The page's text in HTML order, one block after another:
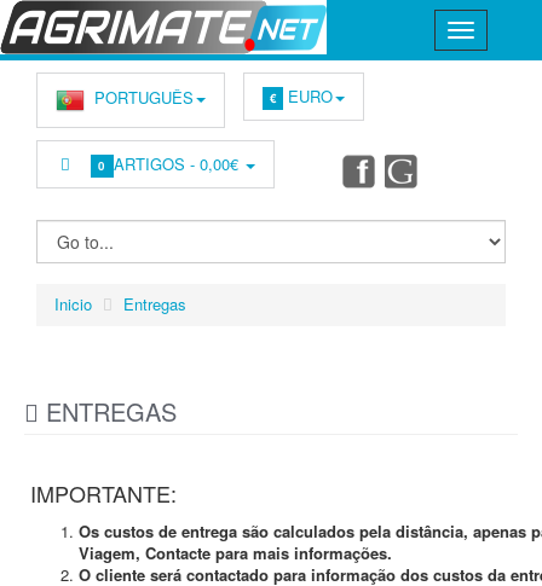
PORTUGUÊS € EURO
0 ARTIGOS -0,00€
Inicio Entregas
ENTREGAS
IMPORTANTE:
Os custos de entrega são calculados pela distância, apenas
Viagem, Contacte para mais informações.
O cliente será contactado para informação dos custos da